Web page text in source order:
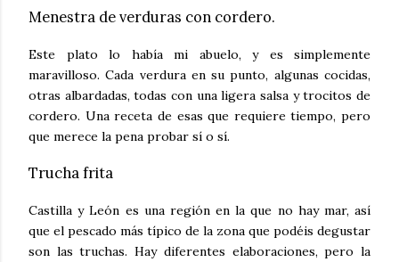
Menestra de verduras con cordero.
Este plato lo había mi abuelo, y es simplemente
maravilloso. Cada verdura en su punto, algunas cocidas,
otras albardadas, todas con una ligera salsa y trocitos de
cordero. Una receta de esas que requiere tiempo, pero
que merece la pena probar sí o sí.
Trucha frita
Castilla y León es una región en la que no hay mar, así
que el pescado más típico de la zona que podéis degustar
son las truchas. Hay diferentes elaboraciones, pero la